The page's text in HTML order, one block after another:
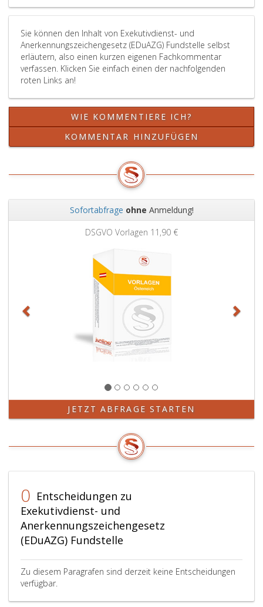
Sie können den Inhalt von Exekutivdienst- und
Anerkennungszeichengesetz (EDuAZG) Fundstelle selbst
erläutern, also einen kurzen eigenen Fachkommentar
verfassen. Klicken Sie einfach einen der nachfolgenden
roten Links an!
WIE KOMMENTIERE ICH?
KOMMENTAR HINZUFÜGEN
Sofortabfrage ohne Anmeldung!
DSGVO Vorlagen 11,90 €
JETZT ABFRAGE STARTEN
0 Entscheidungen zu
Exekutivdienst- und
Anerkennungszeichengesetz
(EDuAZG) Fundstelle
Zu diesem Paragrafen sind derzeit keine Entscheidungen
verfügbar.